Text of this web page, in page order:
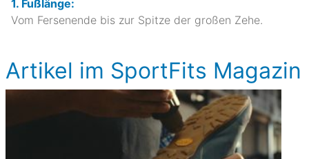
1. Fußlänge:
Vom Fersenende bis zur Spitze der großen Zehe.
Artikel im SportFits Magazin